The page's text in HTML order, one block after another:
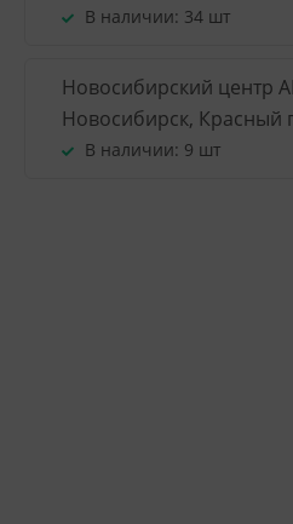
В наличии: 34 шт
Новосибирский центр
Новосибирск, Красный
В наличии: 9 шт